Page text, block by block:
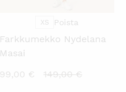
XS Poista
Farkkumekko Nydelana
Masai
99,00 €
Nykyinen
149,00€